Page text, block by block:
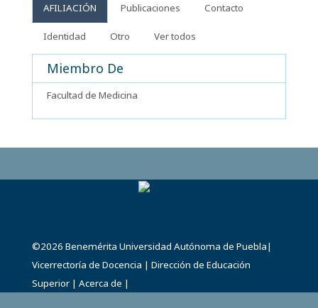
AFILIACIÓN Publicaciones Contacto
Identidad Otro Ver todos
Miembro De
Facultad de Medicina
©2026 Benemérita Universidad Autónoma de Puebla|
Vicerrectoría de Docencia | Dirección de Educación
Superior | Acerca de |